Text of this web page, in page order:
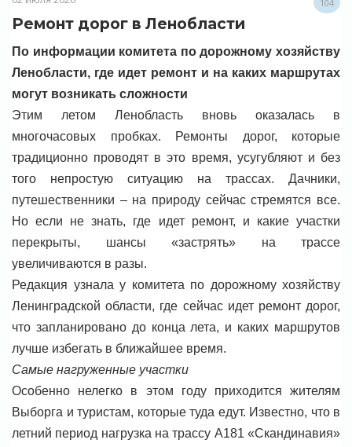
104
Ремонт дорог в Ленобласти
По информации комитета по дорожному хозяйству
Ленобласти, где идет ремонт и на каких маршрутах
могут возникать сложности
Этим летом Ленобласть вновь оказалась в
многочасовых пробках. Ремонты дорог, которые
традиционно проводят в это время, усугубляют и без
того непростую ситуацию на трассах. Дачники,
путешественники – на природу сейчас стремятся все.
Но если не знать, где идет ремонт, и какие участки
перекрыты, шансы «застрять» на трассе
увеличиваются в разы.
Редакция узнала у комитета по дорожному хозяйству
Ленинградской области, где сейчас идет ремонт дорог,
что запланировано до конца лета, и каких маршрутов
лучше избегать в ближайшее время.
Самые нагруженные участки
Особенно нелегко в этом году приходится жителям
Выборга и туристам, которые туда едут. Известно, что в
летний период нагрузка на трассу А181 «Скандинавия»